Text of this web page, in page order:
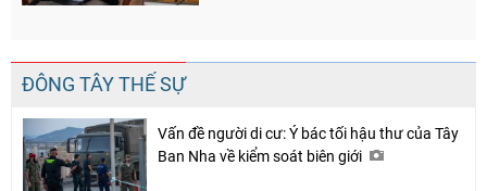
Chia sẻ
ĐÔNG TÂY THẾ SỰ
Vấn đề người di cư: Ý bác tối hậu thư của Tây
Ban Nha về kiểm soát biên giới